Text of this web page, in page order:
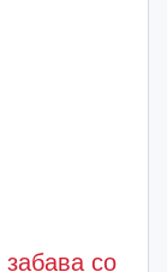
со